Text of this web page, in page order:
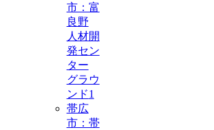
市：富
良野
人材開
発セン
ター
グラウ
ンド1
帯広
市：帯